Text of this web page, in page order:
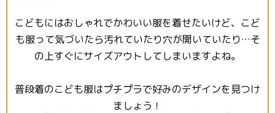
こどもにはおしゃれでかわいい服を着せたいけど、こど
も服って気づいたら汚れていたり穴が開いていたり…そ
の上すぐにサイズアウトしてしまいますよね。
普段着のこども服はプチプラで好みのデザインを見つけ
ましょう！